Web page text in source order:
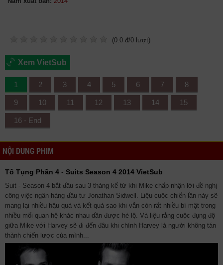
(0.0 đ/0 lượt)
Xem VietSub
1 2 3 4 5 6 7 8
9 10 11 12 13 14 15
16 - End
NỘI DUNG PHIM
Tố Tụng Phần 4 - Suits Season 4 2014 VietSub
Suit - Season 4 bắt đầu sau 3 tháng kể từ khi Mike chấp nhận lời đề nghị
công việc ngân hàng đầu tư Jonathan Sidwell. Liệu cuộc chiến lần này sẽ
mang lại nhiều hậu quả và kết quả sao khi vẫn còn rất nhiều bí mật trong
nhiều mối quan hệ khác nhau dần được hé lộ. Và liệu rằng cuộc đụng độ
giữa Mike với Harvey sẽ đi đến đâu khi chính Harvey là người không tán
thành chiến lược của mình...